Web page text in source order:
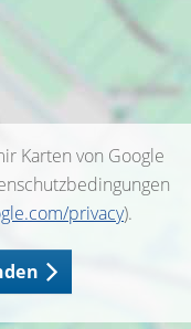
Karten von Google
privacy).